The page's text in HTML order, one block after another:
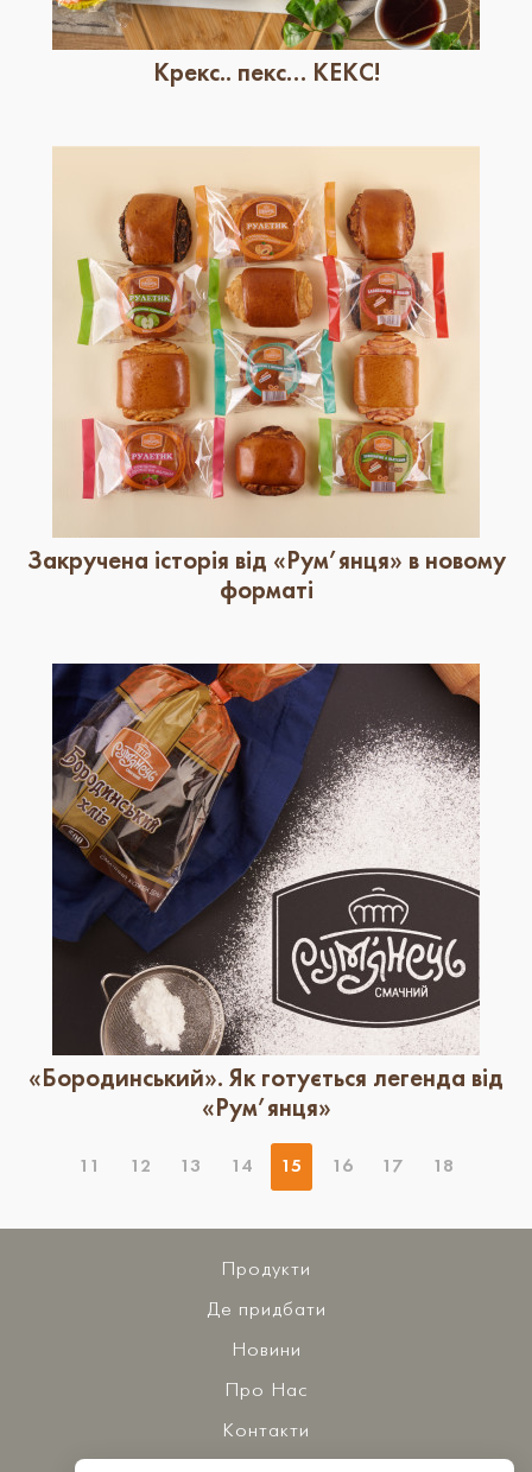
Крекс.. пекс… КЕКС!
Закручена історія від «Рум’янця» в новому
форматі
«Бородинський». Як готується легенда від
«Рум’янця»
11 12 13 14 15 16 17 18
Продукти
Де придбати
Новини
Про Нас
Контакти